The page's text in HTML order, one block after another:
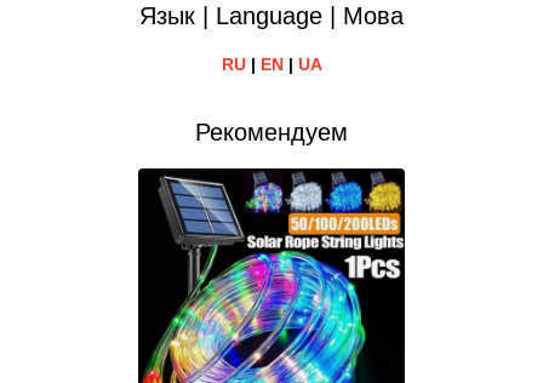
Язык | Language | Мова
RU| EN| UA
Рекомендуем